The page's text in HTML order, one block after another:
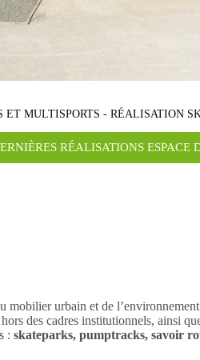
ET MULTISPORTS - RÉALISATION
RÉALISATIONS ESPACE
mobilier urbain et de
des cadres institutionnels, ainsi
:skateparks, pumptracks, savoir